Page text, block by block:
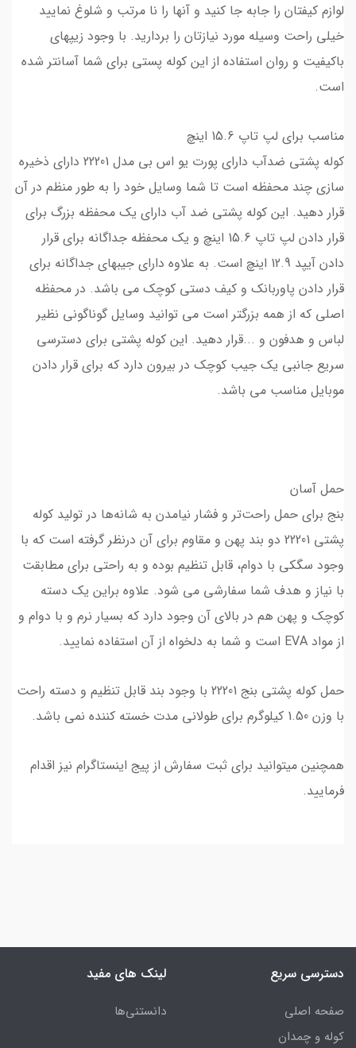
لوازم کیفتان را جابه جا کنید و آنها را نا مرتب و شلوغ نمایید
خیلی راحت وسیله مورد نیازتان را بردارید. با وجود زیپهای
باکیفیت و روان استفاده از این کوله پستی برای شما آسانتر شده
است.
مناسب برای لپ تاپ 15.6 اینچ
کوله پشتی ضدآب دارای پورت یو اس بی مدل 22201 دارای ذخیره
سازی چند محفظه است تا شما وسایل خود را به طور منظم در آن
قرار دهید. این کوله پشتی ضد آب دارای یک محفظه بزرگ برای
قرار دادن لپ تاپ 15.6 اینچ و یک محفظه جداگانه برای قرار
دادن آیپد 12.9 اینچ است. به علاوه دارای جیبهای جداگانه برای
قرار دادن پاوربانک و کیف دستی کوچک می باشد. در محفظه
اصلی که از همه بزرگتر است می توانید وسایل گوناگونی نظیر
لباس و هدفون و ...قرار دهید. این کوله پشتی برای دسترسی
سریع جانبی یک جیب کوچک در بیرون دارد که برای قرار دادن
موبایل مناسب می باشد.
حمل آسان
بنج برای حمل راحت‌تر و فشار نیامدن به شانه‌ها در تولید کوله
پشتی 22201 دو بند پهن و مقاوم برای آن درنظر گرفته‌ است که با
وجود سگکی با دوام، قابل تنظیم بوده و به راحتی برای مطابقت
با نیاز و هدف شما سفارشی می شود. علاوه براین یک دسته
کوچک و پهن هم در بالای آن وجود دارد که بسیار نرم و با دوام و
از مواد EVA است و شما به دلخواه از آن استفاده نمایید.
حمل کوله پشتی بنج 22201 با وجود بند قابل تنظیم و دسته راحت
با وزن 1.50 کیلوگرم برای طولانی مدت خسته کننده نمی باشد.
همچنین میتوانید برای ثبت سفارش از پیج اینستاگرام نیز اقدام
فرمایید.
دسترسی سریع
صفحه اصلی
کوله و چمدان
لینک های مفید
دانستنی‌ها